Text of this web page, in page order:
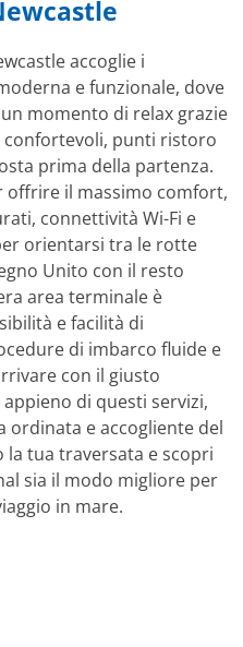
accoglie i
e funzionale, dove
momento di relax grazie
confortevoli, punti ristoro
prima della partenza.
offrire il massimo comfort,
connettività Wi-Fi e
orientarsi tra le rotte
Unito con il resto
area terminale è
e facilità di
di imbarco fluide e
con il giusto
di questi servizi,
ordinata e accogliente del
la tua traversata e scopri
sia il modo migliore per
in mare.